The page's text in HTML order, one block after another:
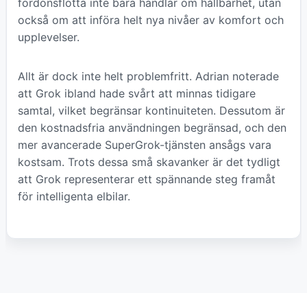
också om att införa helt nya nivåer av komfort och
upplevelser.
Allt är dock inte helt problemfritt. Adrian noterade
att Grok ibland hade svårt att minnas tidigare
samtal, vilket begränsar kontinuiteten. Dessutom är
den kostnadsfria användningen begränsad, och den
mer avancerade SuperGrok-tjänsten ansågs vara
kostsam. Trots dessa små skavanker är det tydligt
att Grok representerar ett spännande steg framåt
för intelligenta elbilar.